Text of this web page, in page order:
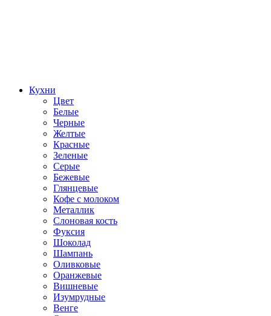
Кухни
Цвет
Белые
Черные
Желтые
Красные
Зеленые
Серые
Бежевые
Глянцевые
Кофе с молоком
Металлик
Слоновая кость
Фуксия
Шоколад
Шампань
Оливковые
Оранжевые
Вишневые
Изумрудные
Венге